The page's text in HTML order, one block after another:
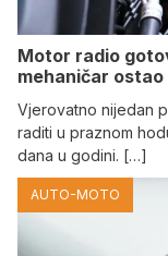
Motor radio
mehaničar
Vjerovatno nijedan
raditi u praznom
dana u godini. […]
AUTO-MOTO